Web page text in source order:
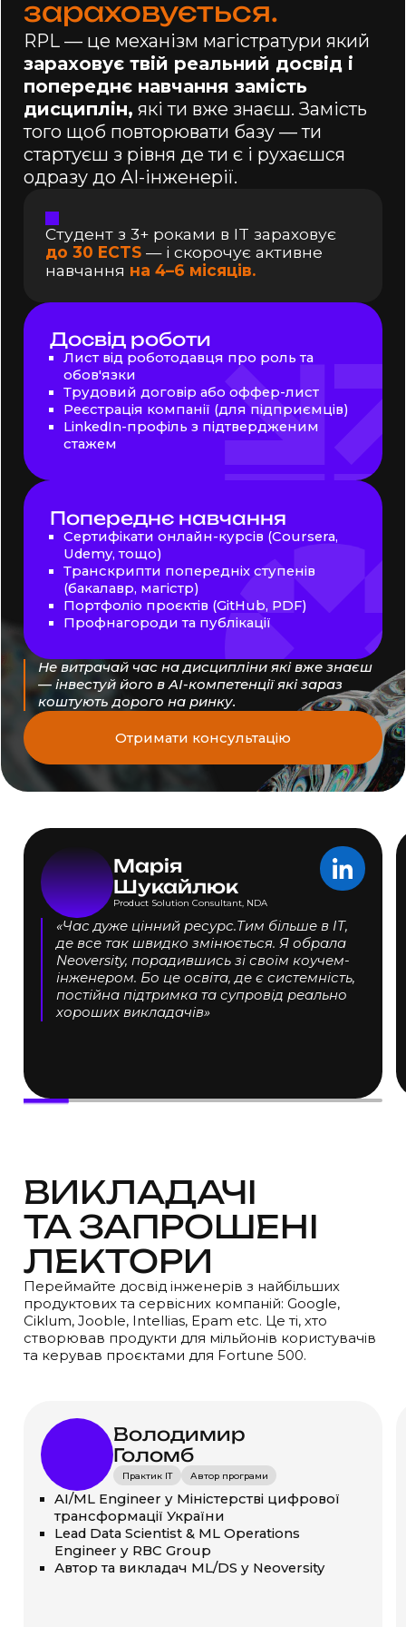
Аудит, тестування або розробка захисту для
AI-системи в умовах, наближених до
реальності.
Product Marketing
Product Analytics
Market Strategy Capstone: Competitive
Analysis & Opportunity Framing
Business Case Studies
Data Privacy and AI Regulation
Responsible AI Leadership
Дипломна робота
Створення від ідеї до MVP та фінальний пітч-
або запустите як стартап на ринок.
зараховується.
RPL — це механізм магістратури який
зараховує твій реальний досвід і
попереднє навчання замість
дисциплін, які ти вже знаєш. Замість
того щоб повторювати базу — ти
стартуєш з рівня де ти є і рухаєшся
одразу до AI-інженерії.
Студент з 3+ роками в IT зараховує
до 30 ECTS— і скорочує активне
навчання на 4–6 місяців.
Досвід роботи
Лист від роботодавця про роль та
обов'язки
Трудовий договір або оффер-лист
Реєстрація компанії (для підприємців)
LinkedIn-профіль з підтвердженим
стажем
Попереднє навчання
Сертифікати онлайн-курсів (Coursera,
Udemy, тощо)
Транскрипти попередніх ступенів
(бакалавр, магістр)
Портфоліо проєктів (GitHub, PDF)
Профнагороди та публікації
Не витрачай час на дисципліни які вже знаєш
— інвестуй йогов AI-компетенціїякі зараз
коштують дорого на ринку.
Отримати консультацію
Марія
Шукайлюк
Product Solution Consultant, NDA
«Час дуже цінний ресурс.Тим більше в IT,
де все так швидко змінюється. Я обрала
Neoversity, порадившись зі своїм коучем-
інженером. Бо це освіта, де є системність,
постійна підтримка та супровід реально
хороших викладачів»
ВИКЛАДАЧІ
ТА ЗАПРОШЕНІ
ЛЕКТОРИ
Переймайте досвід інженерів з найбільших
продуктових та сервісних компаній: Google,
Ciklum, Jooble, Intellias, Epam etc. Це ті, хто
створював продукти для мільйонів користувачів
та керував проєктами для Fortune 500.
Володимир
Голомб
Практик IT Автор програми
AI/ML Engineer у Міністерстві цифрової
трансформації України
Lead Data Scientist & ML Operations
Engineer у RBC Group
Автор та викладач ML/DS у Neoversity